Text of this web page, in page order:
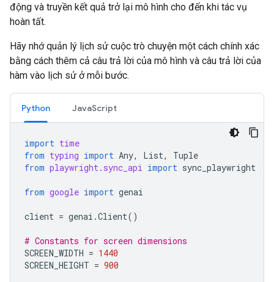
động và truyền kết quả trở lại mô hình cho đến khi tác vụ
hoàn tất.
Hãy nhớ quản lý lịch sử cuộc trò chuyện một cách chính xác
bằng cách thêm cả câu trả lời của mô hình và câu trả lời của
hàm vào lịch sử ở mỗi bước.
Python JavaScript
import time
from typing import Any, List,
Tuple
from playwright.sync_api import sync_playwright
from google import genai
client = genai .Client()
# Constants for screen dimensions
SCREEN_WIDTH = 1440
SCREEN_HEIGHT = 900